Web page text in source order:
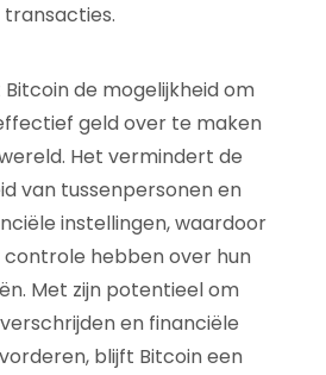
transacties.
de mogelijkheid om
geld over te maken
Het vermindert de
van tussenpersonen en
instellingen, waardoor
hebben over hun
Met zijn potentieel om
en financiële
blijft Bitcoin een